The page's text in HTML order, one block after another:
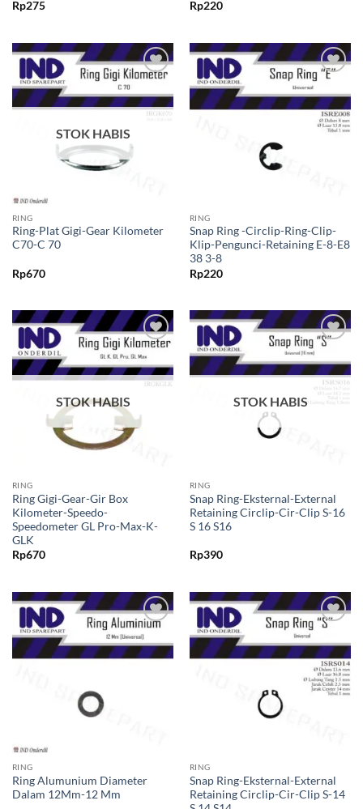
Rp275
Rp220
Tambahkan
ke Wishlist
STOK HABIS
RING
Ring-Plat Gigi-Gear Kilometer
C70-C 70
Rp670
Tambahkan
ke Wishlist
RING
Snap Ring -Circlip-Ring-Clip-
Klip-Pengunci-Retaining E-8-E8
38 3-8
Rp220
Tambahkan
ke Wishlist
STOK HABIS
RING
Ring Gigi-Gear-Gir Box
Kilometer-Speedo-
Speedometer GL Pro-Max-K-
GLK
Rp670
Tambahkan
ke Wishlist
STOK HABIS
RING
Snap Ring-Eksternal-External
Retaining Circlip-Cir-Clip S-16
S 16 S16
Rp390
Tambahkan
ke Wishlist
RING
Ring Alumunium Diameter
Dalam 12Mm-12 Mm
Tambahkan
ke Wishlist
RING
Snap Ring-Eksternal-External
Retaining Circlip-Cir-Clip S-14